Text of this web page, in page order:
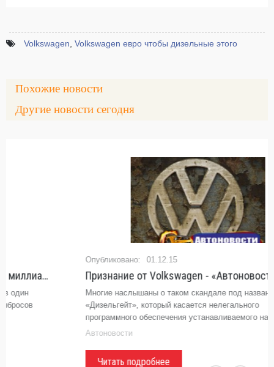
Volkswagen Volkswagen евро чтобы дизельные этого
Похожие новости
Другие новости сегодня
01.12.15
Признание от Volkswagen - «Автоновости»
Многие наслышаны о таком скандале под названием
«Дизельгейт», который касается нелегального
программного обеспечения устанавливаемого на
автомобилях компании Volkswagen. Но до настоящего
Читать подробнее